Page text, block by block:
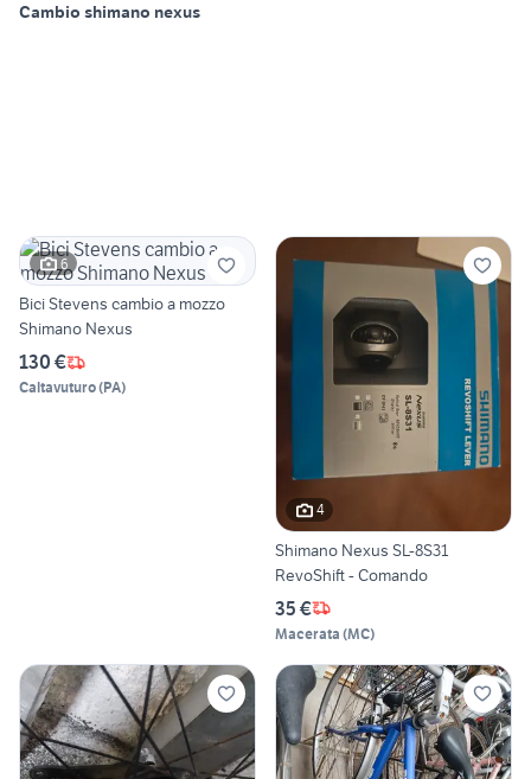
Cambio shimano nexus
6
Bici Stevens cambio a mozzo
Shimano Nexus
130 €
Caltavuturo(PA)
4
Shimano Nexus SL-8S31
RevoShift - Comando
35 €
Macerata (MC)